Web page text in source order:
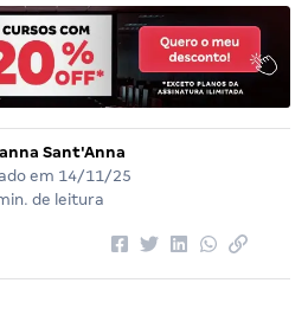
Sant'Anna
em 14/11/25
de leitura